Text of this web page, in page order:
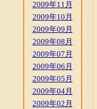
2009年11月
2009年10月
2009年09月
2009年08月
2009年07月
2009年06月
2009年05月
2009年04月
2009年02月